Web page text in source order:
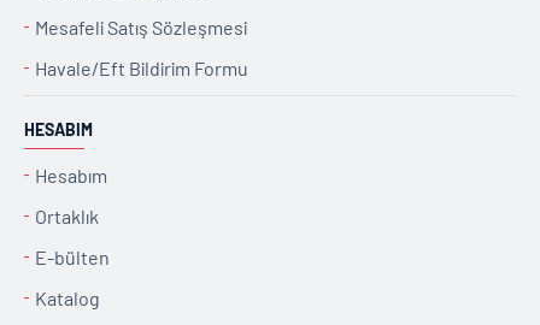
Mesafeli Satış Sözleşmesi
Havale/Eft Bildirim Formu
HESABIM
Hesabım
Ortaklık
E-bülten
Katalog